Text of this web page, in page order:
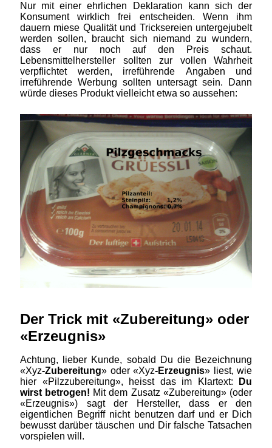
Nur mit einer ehrlichen Deklaration kann sich der
Konsument wirklich frei entscheiden. Wenn ihm
dauern miese Qualität und Tricksereien untergejubelt
werden sollen, braucht sich niemand zu wundern,
dass er nur noch auf den Preis schaut.
Lebensmittelhersteller sollten zur vollen Wahrheit
verpflichtet werden, irreführende Angaben und
irreführende Werbung sollten untersagt sein. Dann
würde dieses Produkt vielleicht etwa so aussehen:
Der Trick mit «Zubereitung» oder
«Erzeugnis»
Achtung, lieber Kunde, sobald Du die Bezeichnung
«Xyz-Zubereitung» oder «Xyz-Erzeugnis» liest, wie
hier «Pilzzubereitung», heisst das im Klartext:
Du
wirst betrogen! Mit dem Zusatz «Zubereitung» (oder
«Erzeugnis») sagt der Hersteller, dass er den
eigentlichen Begriff nicht benutzen darf und er Dich
bewusst darüber täuschen und Dir falsche Tatsachen
vorspielen will.